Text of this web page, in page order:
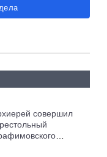
совершил